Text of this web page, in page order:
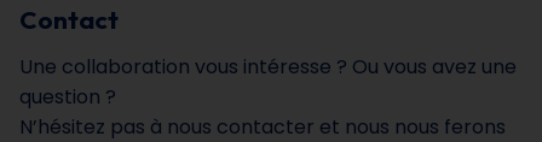
Contact
Une collaboration vous intéresse ? Ou vous avez une
question ?
N’hésitez pas à nous contacter et nous nous ferons